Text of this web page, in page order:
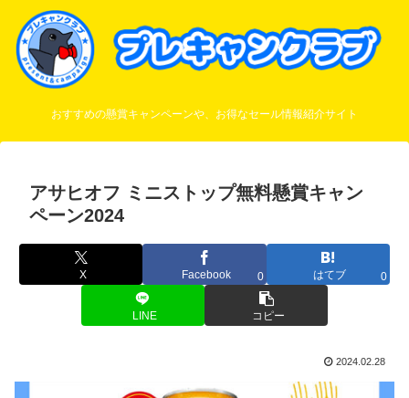
おすすめの懸賞キャンペーンや、お得なセール情報紹介サイト
アサヒオフ ミニストップ無料懸賞キャン
ペーン2024
X Facebook 0 はてブ 0
LINE コピー
2024.02.28